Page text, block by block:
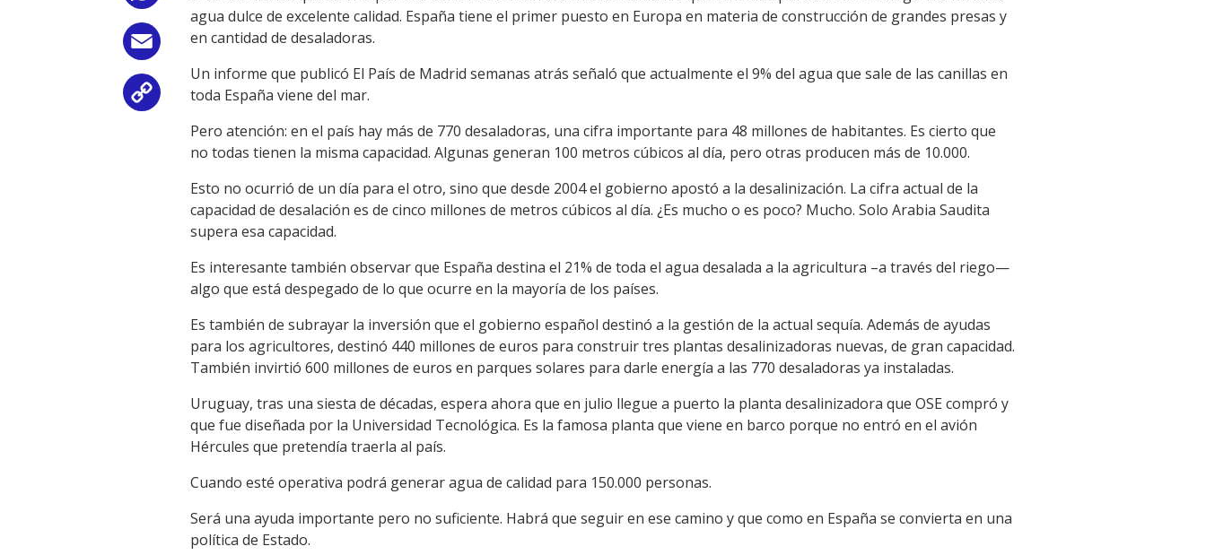
Email
Copy
Link
agua dulce de excelente calidad. España tiene el primer puesto en Europa en materia de construcción de grandes presas y
en cantidad de desaladoras.
Un informe que publicó El País de Madrid semanas atrás señaló que actualmente el 9% del agua que sale de las canillas en
toda España viene del mar.
Pero atención: en el país hay más de 770 desaladoras, una cifra importante para 48 millones de habitantes. Es cierto que
no todas tienen la misma capacidad. Algunas generan 100 metros cúbicos al día, pero otras producen más de 10.000.
Esto no ocurrió de un día para el otro, sino que desde 2004 el gobierno apostó a la desalinización. La cifra actual de la
capacidad de desalación es de cinco millones de metros cúbicos al día. ¿Es mucho o es poco? Mucho. Solo Arabia Saudita
supera esa capacidad.
Es interesante también observar que España destina el 21% de toda el agua desalada a la agricultura –a través del riego—
algo que está despegado de lo que ocurre en la mayoría de los países.
Es también de subrayar la inversión que el gobierno español destinó a la gestión de la actual sequía. Además de ayudas
para los agricultores, destinó 440 millones de euros para construir tres plantas desalinizadoras nuevas, de gran capacidad.
También invirtió 600 millones de euros en parques solares para darle energía a las 770 desaladoras ya instaladas.
Uruguay, tras una siesta de décadas, espera ahora que en julio llegue a puerto la planta desalinizadora que OSE compró y
que fue diseñada por la Universidad Tecnológica. Es la famosa planta que viene en barco porque no entró en el avión
Hércules que pretendía traerla al país.
Cuando esté operativa podrá generar agua de calidad para 150.000 personas.
Será una ayuda importante pero no suficiente. Habrá que seguir en ese camino y que como en España se convierta en una
política de Estado.